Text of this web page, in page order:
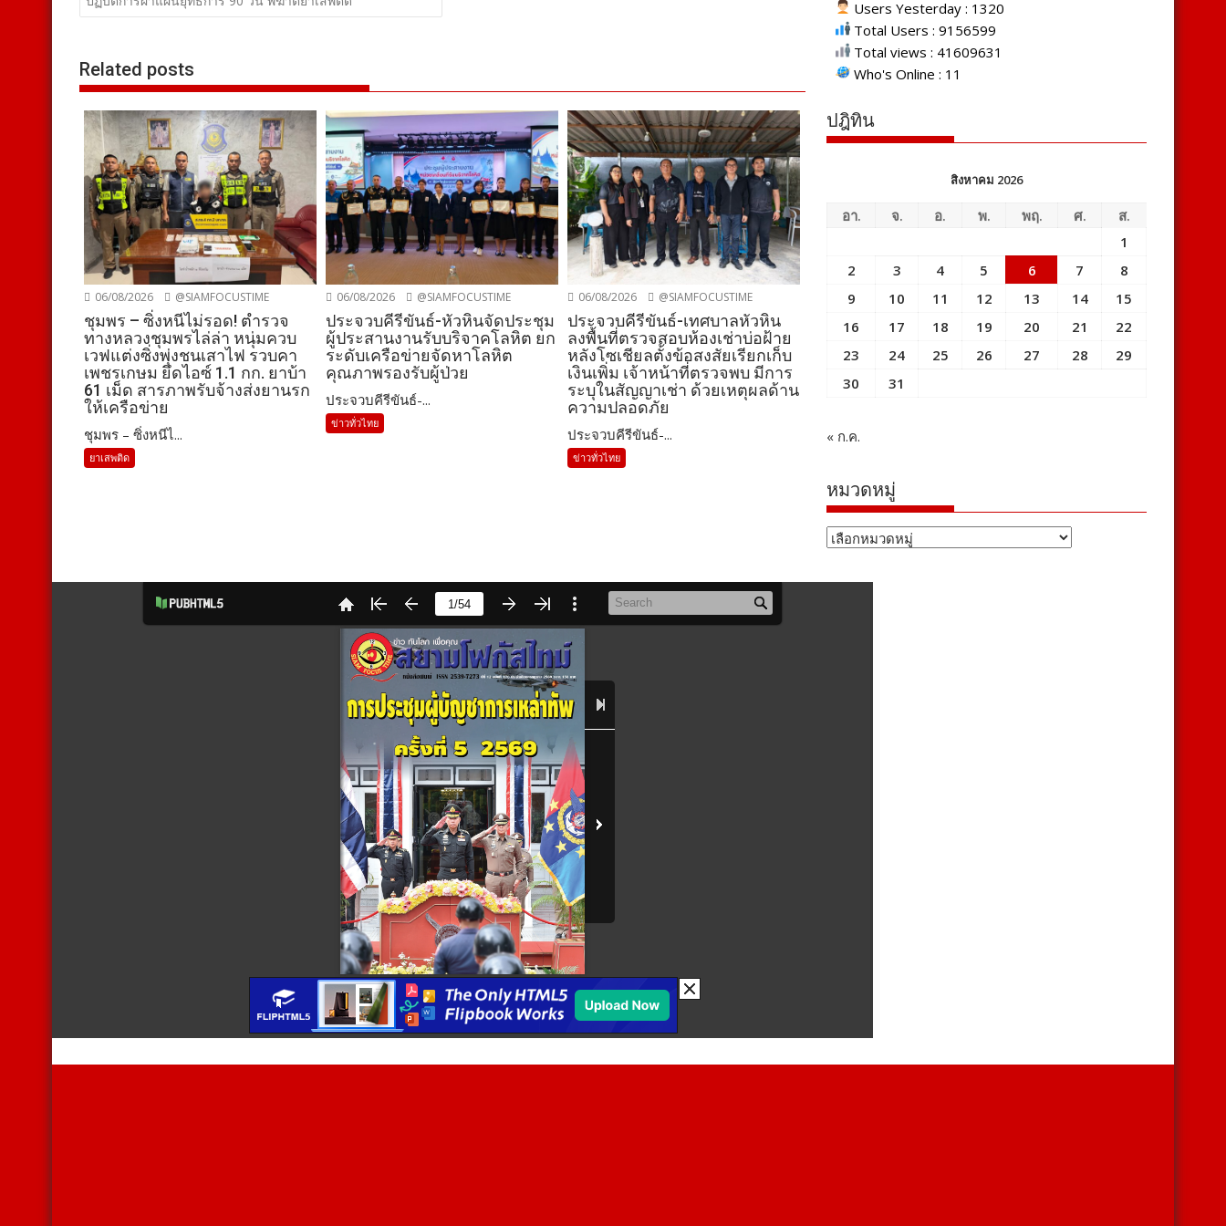
เรื่อง
Related posts
06/08/2026 @SIAMFOCUSTIME
ชุมพร – ซิ่งหนีไม่รอด! ตำรวจ
ทางหลวงชุมพรไล่ล่า หนุ่มควบ
เวฟแต่งซิ่งพุ่งชนเสาไฟ รวบคา
เพชรเกษม ยึดไอซ์ 1.1 กก. ยาบ้า
61 เม็ด สารภาพรับจ้างส่งยานรก
ให้เครือข่าย
ชุมพร – ซิ่งหนีไ...
ยาเสพติด
06/08/2026 @SIAMFOCUSTIME
ประจวบคีรีขันธ์-หัวหินจัดประชุม
ผู้ประสานงานรับบริจาคโลหิต ยก
ระดับเครือข่ายจัดหาโลหิต
คุณภาพรองรับผู้ป่วย
ประจวบคีรีขันธ์-...
ข่าวทั่วไทย
06/08/2026 @SIAMFOCUSTIME
ประจวบคีรีขันธ์-เทศบาลหัวหิน
ลงพื้นที่ตรวจสอบห้องเช่าบ่อฝ้าย
หลังโซเชียลตั้งข้อสงสัยเรียกเก็บ
เงินเพิ่ม เจ้าหน้าที่ตรวจพบ มีการ
ระบุในสัญญาเช่า ด้วยเหตุผลด้าน
ความปลอดภัย
ประจวบคีรีขันธ์-...
ข่าวทั่วไทย
Users Yesterday : 1320
Total Users : 9156599
Total views : 41609631
Who's Online : 11
ปฎิทิน
สิงหาคม 2026
อา. จ. อ. พ. พฤ. ศ.
ส.
1
2
3 4 5 6 7
8
9
10 11 12 13 14
15
16
17 18 19 20 21
22
23
24 25 26 27 28
29
30
31
« ก.ค.
หมวดหมู่
หมวด